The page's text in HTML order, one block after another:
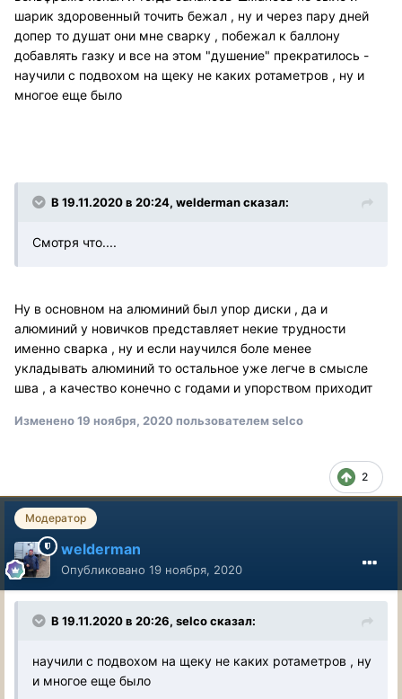
шарик здоровенный точить бежал , ну и через пару дней
допер то душат они мне сварку , побежал к баллону
добавлять газку и все на этом "душение" прекратилось -
научили с подвохом на щеку не каких ротаметров , ну и
многое еще было
В 19.11.2020 в 20:24, welderman сказал:
Смотря что....
Ну в основном на алюминий был упор диски , да и
алюминий у новичков представляет некие трудности
именно сварка , ну и если научился боле менее
укладывать алюминий то остальное уже легче в смысле
шва , а качество конечно с годами и упорством приходит
Изменено19 ноября, 2020пользователем selco
2
Модератор
welderman
Опубликовано 19 ноября, 2020
В 19.11.2020 в 20:26, selco сказал:
научили с подвохом на щеку не каких ротаметров , ну
и многое еще было